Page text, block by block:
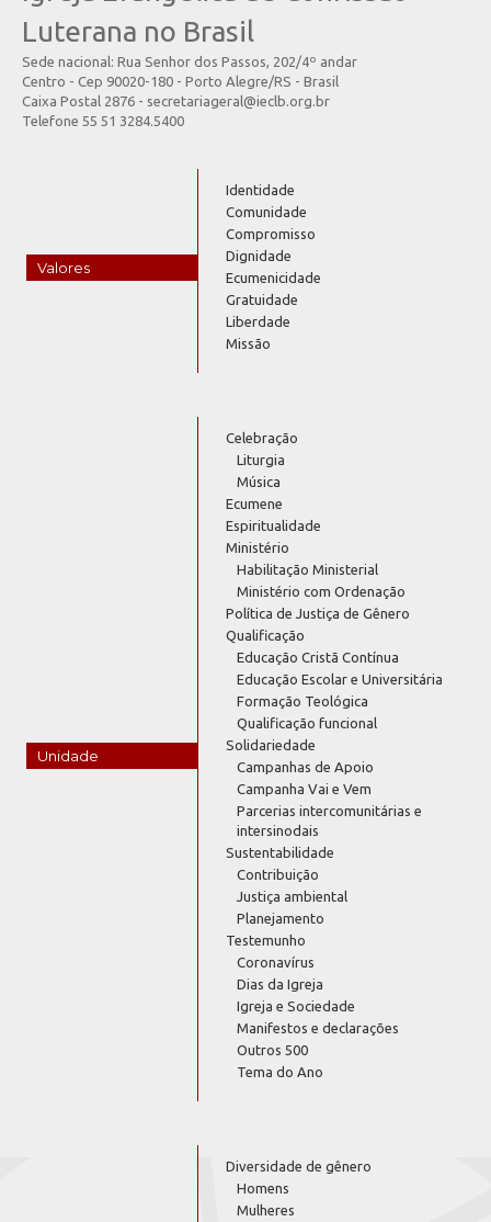
Luterana no Brasil
Sede nacional: Rua Senhor dos Passos, 202/4º andar
Centro - Cep 90020-180 - Porto Alegre/RS - Brasil
Caixa Postal 2876 - secretariageral@ieclb.org.br
Telefone 55 51 3284.5400
Valores
Identidade
Comunidade
Compromisso
Dignidade
Ecumenicidade
Gratuidade
Liberdade
Missão
Unidade
Celebração
Liturgia
Música
Ecumene
Espiritualidade
Ministério
Habilitação Ministerial
Ministério com Ordenação
Política de Justiça de Gênero
Qualificação
Educação Cristã Contínua
Educação Escolar e Universitária
Formação Teológica
Qualificação funcional
Solidariedade
Campanhas de Apoio
Campanha Vai e Vem
Parcerias intercomunitárias e
intersinodais
Sustentabilidade
Contribuição
Justiça ambiental
Planejamento
Testemunho
Coronavírus
Dias da Igreja
Igreja e Sociedade
Manifestos e declarações
Outros 500
Tema do Ano
Diversidade de gênero
Homens
Mulheres